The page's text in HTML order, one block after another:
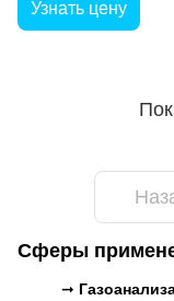
Сферы
➞
Узнать цену